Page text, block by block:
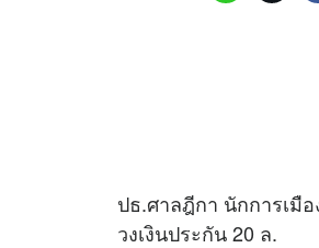
ปธ.ศาลฎีกา นักการเมื
วงเงินประกัน 20 ล.